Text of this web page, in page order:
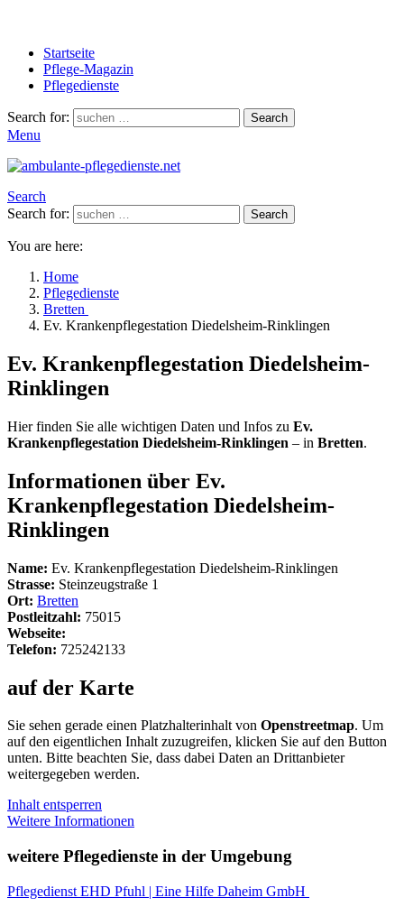
Startseite
Pflege-Magazin
Pflegedienste
Search for: Search
Menu
Search
Search for:
Search
You are here:
Home
Pflegedienste
Bretten
Ev. Krankenpflegestation Diedelsheim-Rinklingen
Ev. Krankenpflegestation Diedelsheim-
Rinklingen
Hier finden Sie alle wichtigen Daten und Infos zu Ev.
Krankenpflegestation Diedelsheim-Rinklingen – in Bretten.
Informationen über Ev.
Krankenpflegestation Diedelsheim-
Rinklingen
Name: Ev. Krankenpflegestation Diedelsheim-Rinklingen
Strasse: Steinzeugstraße 1
Ort: Bretten
Postleitzahl: 75015
Webseite:
Telefon: 725242133
auf der Karte
Sie sehen gerade einen Platzhalterinhalt von Openstreetmap. Um
auf den eigentlichen Inhalt zuzugreifen, klicken Sie auf den Button
unten. Bitte beachten Sie, dass dabei Daten an Drittanbieter
weitergegeben werden.
Inhalt entsperren
Weitere Informationen
weitere Pflegedienste in der Umgebung
Pflegedienst EHD Pfuhl | Eine Hilfe Daheim GmbH